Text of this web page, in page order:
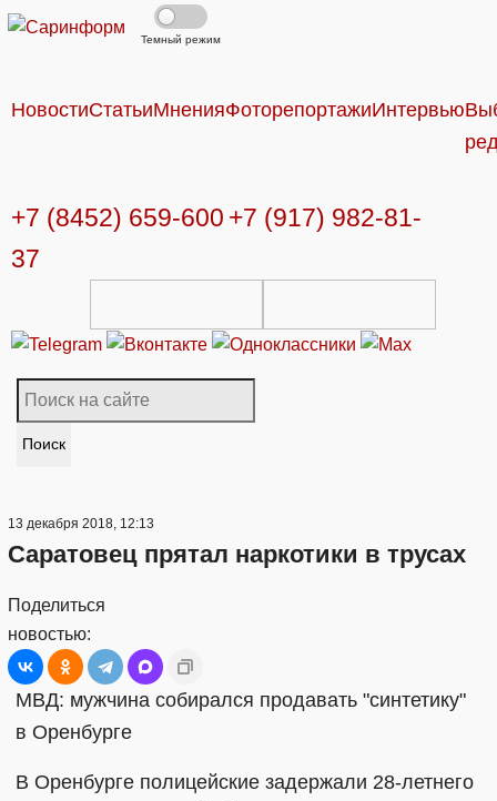
Темный режим
НовостиСтатьиМненияФоторепортажиИнтервью
+7 (8452) 659-600 +7 (917) 982-81-
37
Поиск
13 декабря 2018, 12:13
Саратовец прятал наркотики в трусах
Поделиться
новостью:
МВД: мужчина собирался продавать "синтетику"
в Оренбурге
В Оренбурге полицейские задержали 28-летнего